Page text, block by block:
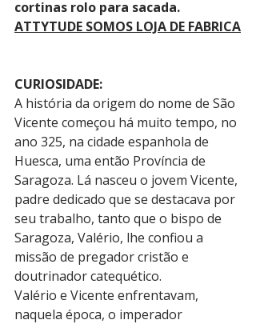
cortinas rolo para sacada.
ATTYTUDE SOMOS LOJA DE FABRICA
CURIOSIDADE:
A história da origem do nome de São
Vicente começou há muito tempo, no
ano 325, na cidade espanhola de
Huesca, uma então Província de
Saragoza. Lá nasceu o jovem Vicente,
padre dedicado que se destacava por
seu trabalho, tanto que o bispo de
Saragoza, Valério, lhe confiou a
missão de pregador cristão e
doutrinador catequético.
Valério e Vicente enfrentavam,
naquela época, o imperador